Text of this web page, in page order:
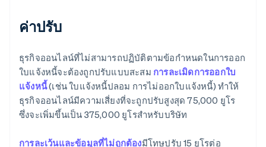
ค่าปรับ
ธุรกิจออนไลน์ที่ไม่สามารถปฏิบัติตามข้อกำหนดในการออก
ใบแจ้งหนี้จะต้องถูกปรับแบบสะสม การละเมิดการออกใบ
แจ้งหนี้(เช่น ใบแจ้งหนี้ปลอม การไม่ออกใบแจ้งหนี้) ทำให้
ธุรกิจออนไลน์มีความเสี่ยงที่จะถูกปรับสูงสุด 75,000 ยูโร
ซึ่งจะเพิ่มขึ้นเป็น 375,000 ยูโรสำหรับบริษัท
การละเว้นและข้อมูลที่ไม่ถูกต้องมีโทษปรับ 15 ยูโรต่อ